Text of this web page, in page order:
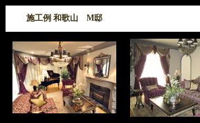
施工例 和歌山 M邸